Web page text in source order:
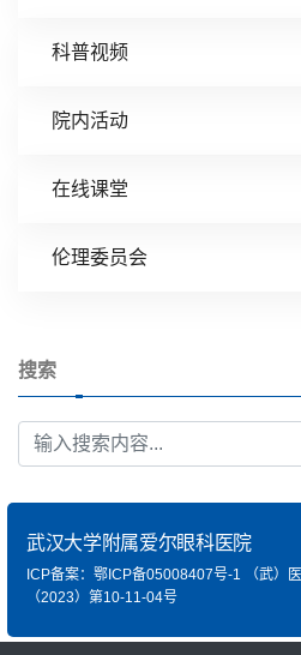
科普视频
院内活动
在线课堂
伦理委员会
搜索
武汉大学附属爱尔眼科医院
ICP备案：鄂ICP备05008407号-1 （武）
（2023）第10-11-04号